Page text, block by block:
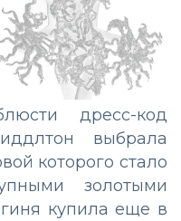
дресс-код
выбрала
которого стало
золотыми
купила еще в